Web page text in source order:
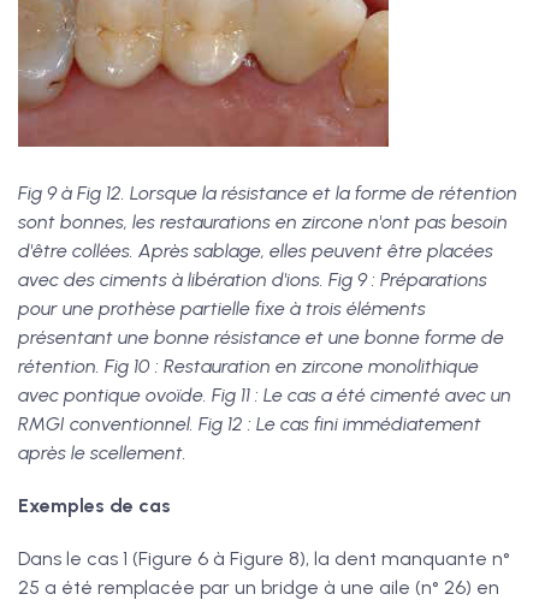
Fig 9 à Fig 12. Lorsque la résistance et la forme de rétention
sont bonnes, les restaurations en zircone n'ont pas besoin
d'être collées. Après sablage, elles peuvent être placées
avec des ciments à libération d'ions. Fig 9 : Préparations
pour une prothèse partielle fixe à trois éléments
présentant une bonne résistance et une bonne forme de
rétention. Fig 10 : Restauration en zircone monolithique
avec pontique ovoïde. Fig 11 : Le cas a été cimenté avec un
RMGI conventionnel. Fig 12 : Le cas fini immédiatement
après le scellement.
Exemples de cas
Dans le cas 1 (Figure 6 à Figure 8), la dent manquante n°
25 a été remplacée par un bridge à une aile (n° 26) en